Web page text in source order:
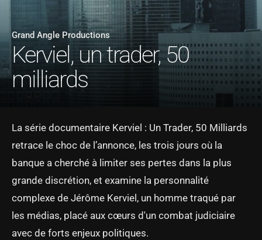
Grand Angle Productions
Kerviel, un trader, 50
milliards
La série documentaire Kerviel : Un Trader, 50 Milliards
retrace le choc de l’annonce, les trois jours où la
banque a cherché à limiter ses pertes dans la plus
grande discrétion, et examine la personnalité
complexe de Jérôme Kerviel, un homme traqué par
les médias, placé aux cœurs d'un combat judiciaire
avec de forts enjeux politiques.